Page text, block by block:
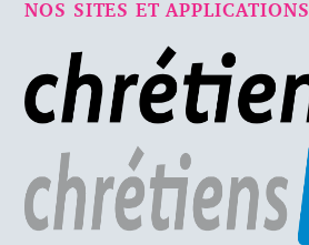
NOS SITES ET APPLICATIONS